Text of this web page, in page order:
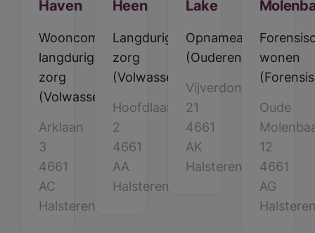
Haven
Wooncomplex
langdurige
zorg
(Volwassenen)
Arklaan
3
4661
AC
Halsteren
Heen
Langdurige
zorg
(Volwassenen)
Hoofdlaan
2
4661
AA
Halsteren
Lake
Opnameafdeling
(Ouderen)
Vijverdonk
21
4661
AK
Halsteren
wonen
Oude
12
4661
AG